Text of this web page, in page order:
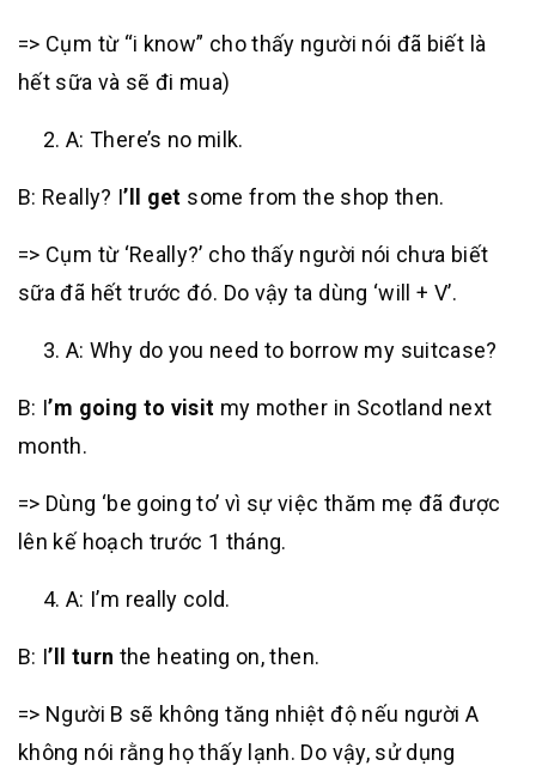
=> Cụm từ “i know” cho thấy người nói đã biết là
hết sữa và sẽ đi mua)
A: There’s no milk.
B: Really? I’ll get some from the shop then.
=> Cụm từ ‘Really?’ cho thấy người nói chưa biết
sữa đã hết trước đó. Do vậy ta dùng ‘will + V’.
A: Why do you need to borrow my suitcase?
B: I’m going to visit my mother in Scotland next
month.
=> Dùng ‘be going to’ vì sự việc thăm mẹ đã được
lên kế hoạch trước 1 tháng.
A: I’m really cold.
B: I’ll turn the heating on, then.
=> Người B sẽ không tăng nhiệt độ nếu người A
không nói rằng họ thấy lạnh. Do vậy, sử dụng